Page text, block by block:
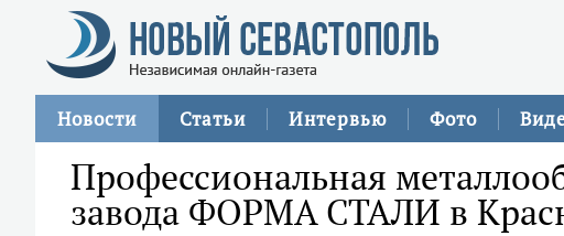
Новости Статьи Интервью Фото
Профессиональная
завода ФОРМА СТАЛИ в